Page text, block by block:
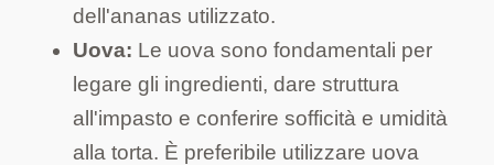
dell'ananas utilizzato.
Uova: Le uova sono fondamentali per
legare gli ingredienti, dare struttura
all'impasto e conferire sofficità e umidità
alla torta. È preferibile utilizzare uova